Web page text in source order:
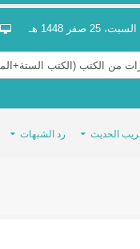
السبت، 25 صفر 1448 هـ
الحديث رد الشبهات